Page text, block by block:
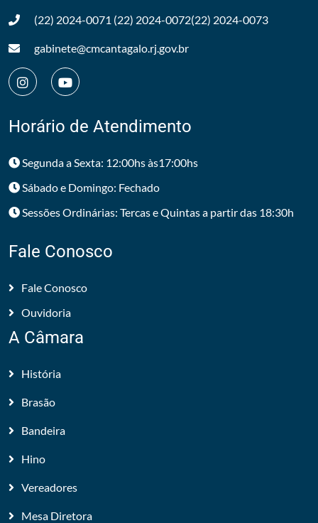
(22) 2024-0071 (22) 2024-0072(22) 2024-0073
gabinete@cmcantagalo.rj.gov.br
Horário de Atendimento
Segunda a Sexta: 12:00hs às17:00hs
Sábado e Domingo: Fechado
Sessões Ordinárias: Tercas e Quintas a partir das 18:30h
Fale Conosco
Fale Conosco
Ouvidoria
A Câmara
História
Brasão
Bandeira
Hino
Vereadores
Mesa Diretora